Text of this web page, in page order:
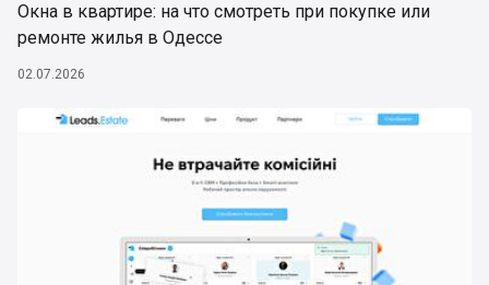
Окна в квартире: на что смотреть при покупке или
ремонте жилья в Одессе
02.07.2026